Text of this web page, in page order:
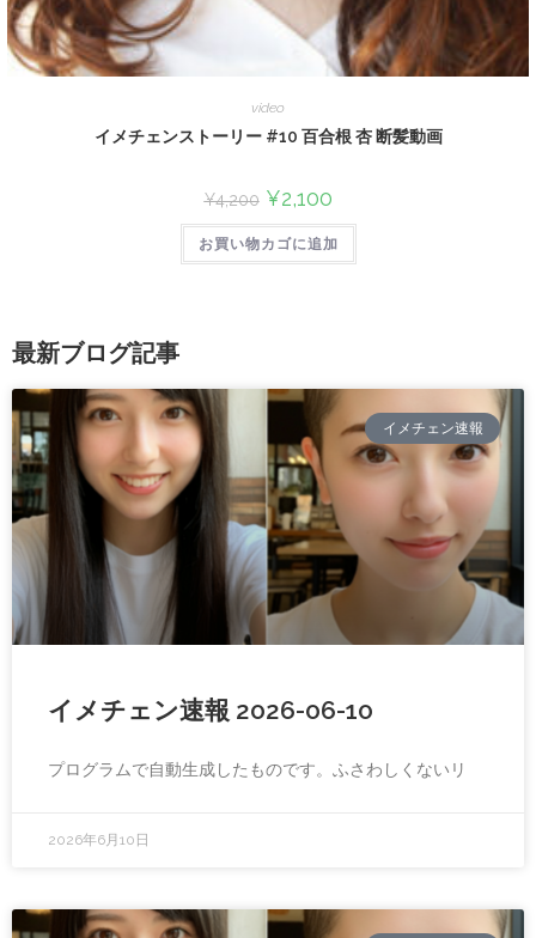
video
イメチェンストーリー #10 百合根 杏 断髪動画
¥4,200 ¥2,100
お買い物カゴに追加
最新ブログ記事
イメチェン速報
イメチェン速報 2026-06-10
プログラムで自動生成したものです。ふさわしくないリ
2026年6月10日